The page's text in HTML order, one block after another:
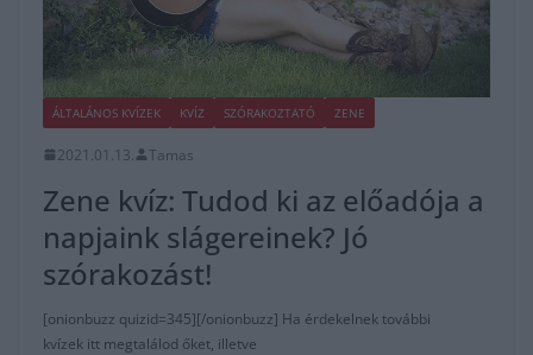
ÁLTALÁNOS KVÍZEK KVÍZ SZÓRAKOZTATÓ ZENE
2021.01.13. Tamas
Zene kvíz: Tudod ki az előadója a
napjaink slágereinek? Jó
szórakozást!
[onionbuzz quizid=345][/onionbuzz] Ha érdekelnek további
kvízek itt megtalálod őket, illetve